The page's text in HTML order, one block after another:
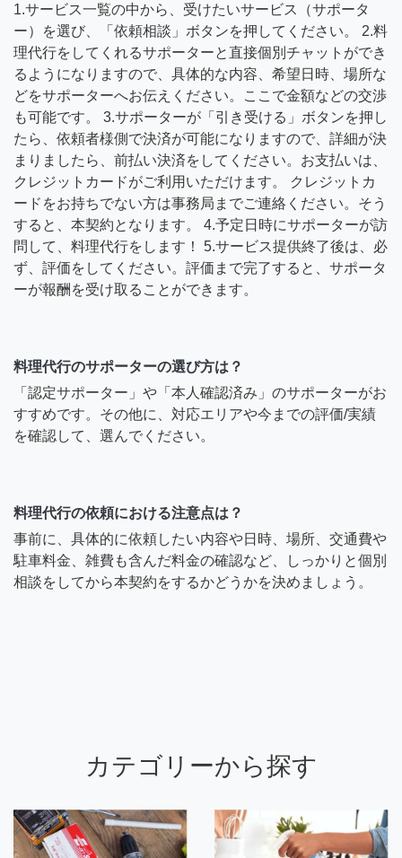
1.サービス一覧の中から、受けたいサービス（サポータ
ー）を選び、「依頼相談」ボタンを押してください。 2.料
理代行をしてくれるサポーターと直接個別チャットができ
るようになりますので、具体的な内容、希望日時、場所な
どをサポーターへお伝えください。ここで金額などの交渉
も可能です。 3.サポーターが「引き受ける」ボタンを押し
たら、依頼者様側で決済が可能になりますので、詳細が決
まりましたら、前払い決済をしてください。お支払いは、
クレジットカードがご利用いただけます。 クレジットカ
ードをお持ちでない方は事務局までご連絡ください。そう
すると、本契約となります。 4.予定日時にサポーターが訪
問して、料理代行をします！ 5.サービス提供終了後は、必
ず、評価をしてください。評価まで完了すると、サポータ
ーが報酬を受け取ることができます。
料理代行のサポーターの選び方は？
「認定サポーター」や「本人確認済み」のサポーターがお
すすめです。その他に、対応エリアや今までの評価/実績
を確認して、選んでください。
料理代行の依頼における注意点は？
事前に、具体的に依頼したい内容や日時、場所、交通費や
駐車料金、雑費も含んだ料金の確認など、しっかりと個別
相談をしてから本契約をするかどうかを決めましょう。
カテゴリーから探す